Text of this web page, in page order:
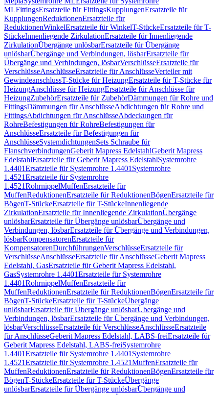
MLFittingsErsatzteile für FittingsKupplungenErsatzteile für
KupplungenReduktionenErsatzteile für
ReduktionenWinkelErsatzteile für WinkelT-StückeErsatzteile für T-
StückeInnenliegende ZirkulationErsatzteile für Innenliegende
ZirkulationÜbergänge unlösbarErsatzteile für Übergänge
unlösbarÜbergänge und Verbindungen, lösbarErsatzteile für
Übergänge und Verbindungen, lösbarVerschlüsseErsatzteile für
VerschlüsseAnschlüsseErsatzteile für AnschlüsseVerteiler mit
GewindeanschlussT-Stücke für HeizungErsatzteile für T-Stücke für
HeizungAnschlüsse für HeizungErsatzteile für Anschlüsse für
HeizungZubehörErsatzteile für ZubehörDämmungen für Rohre und
FittingsDämmungen für AnschlüsseAbdichtungen für Rohre und
FittingsAbdichtungen für AnschlüsseAbdeckungen für
RohreBefestigungen für RohreBefestigungen für
AnschlüsseErsatzteile für Befestigungen für
AnschlüsseSystemdichtungenSets Schraube für
FlanschverbindungenGeberit Mapress EdelstahlGeberit Mapress
EdelstahlErsatzteile für Geberit Mapress EdelstahlSystemrohre
1.4401Ersatzteile für Systemrohre 1.4401 Systemrohre
1.4521Ersatzteile für Systemrohre
1.4521RohrnippelMuffenErsatzteile für
MuffenReduktionenErsatzteile für ReduktionenBögenErsatzteile für
BögenT-StückeErsatzteile für T-StückeInnenliegende
ZirkulationErsatzteile für Innenliegende ZirkulationÜbergänge
unlösbarErsatzteile für Übergänge unlösbarÜbergänge und
Verbindungen, lösbarErsatzteile für Übergänge und Verbindungen,
lösbarKompensatorenErsatzteile für
KompensatorenDurchführungenVerschlüsseErsatzteile für
VerschlüsseAnschlüsseErsatzteile für AnschlüsseGeberit Mapress
Edelstahl, GasErsatzteile für Geberit Mapress Edelstahl,
GasSystemrohre 1.4401Ersatzteile für Systemrohre
1.4401RohrnippelMuffenErsatzteile für
MuffenReduktionenErsatzteile für ReduktionenBögenErsatzteile für
BögenT-StückeErsatzteile für T-StückeÜbergänge
unlösbarErsatzteile für Übergänge unlösbarÜbergänge und
Verbindungen, lösbarErsatzteile für Übergänge und Verbindungen,
lösbarVerschlüsseErsatzteile für VerschlüsseAnschlüsseErsatzteile
für AnschlüsseGeberit Mapress Edelstahl, LABS-freiErsatzteile für
Geberit Mapress Edelstahl, LABS-freiSystemrohre
1.4401Ersatzteile für Systemrohre 1.4401 Systemrohre
1.4521Ersatzteile für Systemrohre 1.4521MuffenErsatzteile für
MuffenReduktionenErsatzteile für ReduktionenBögenErsatzteile für
BögenT-StückeErsatzteile für T-StückeÜbergänge
unlösbarErsatzteile für Übergänge unlösbarÜbergänge und